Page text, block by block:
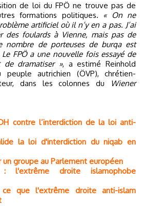
de loi du FPÖ ne trouve pas de
formations politiques.
« On ne
artificiel où il n’y en a pas. J’ai
des foulards à Vienne, mais pas de
nombre de porteuses de burqa est
FPÖ a une nouvelle fois essayé de
dramatiser », a estimé Reinhold
autrichien (ÖVP), chrétien-
dans les colonnes du
Wiener
contre l’interdiction de la loi anti-
la loi d'interdiction du niqab en
un groupe au Parlement européen
: l'extrême droite islamophobe
ce que l'extrême droite anti-islam